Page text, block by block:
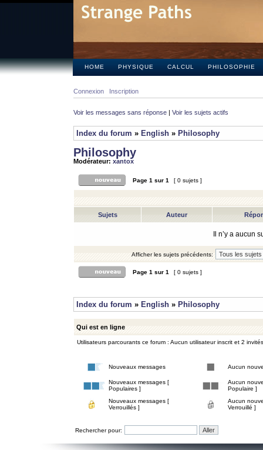
HOME PHYSIQUE CALCUL PHILOSOPHIE
Connexion Inscription
Voir les messages sans réponse | Voir les sujets actifs
Index du forum » English » Philosophy
Philosophy
Modérateur: xantox
Page 1 sur 1 [ 0 sujets ]
Sujets Auteur
Il n’y a aucun
Afficher les sujets précédents:
Page 1 sur 1 [ 0 sujets ]
Index du forum » English » Philosophy
Qui est en ligne
Utilisateurs parcourants ce forum : Aucun utilisateur inscrit et 2 invités
Nouveaux messages Aucun
Nouveaux messages [
Populaires ]
Aucun
Populaire ]
Nouveaux messages [
Verrouillés ]
Aucun
Verrouillé ]
Rechercher pour: